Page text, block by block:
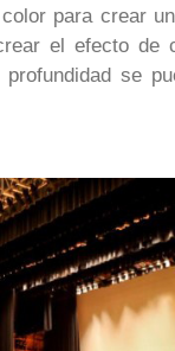
para crear
el efecto de
se